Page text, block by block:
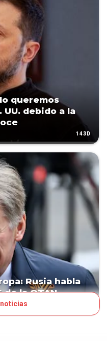
queremos
UU. debido a la
143D
Rusia habla
la OTAN